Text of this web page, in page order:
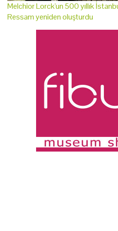
Melchior Lorck'un 500 yıllık
Ressam yeniden oluşturdu